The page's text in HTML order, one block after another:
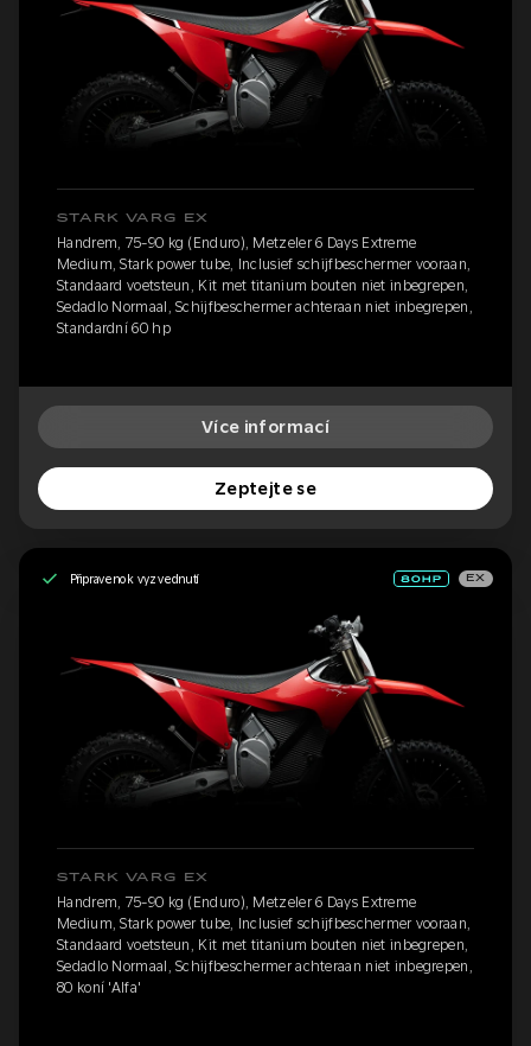
STARK VARG EX
Handrem, 75-90 kg (Enduro), Metzeler 6 Days Extreme
Medium, Stark power tube, Inclusief schijfbeschermer vooraan,
Standaard voetsteun, Kit met titanium bouten niet inbegrepen,
Sedadlo Normaal, Schijfbeschermer achteraan niet inbegrepen,
Standardní 60 hp
Více informací
Zeptejte se
Připraveno k vyzvednutí EX
STARK VARG EX
Handrem, 75-90 kg (Enduro), Metzeler 6 Days Extreme
Medium, Stark power tube, Inclusief schijfbeschermer vooraan,
Standaard voetsteun, Kit met titanium bouten niet inbegrepen,
Sedadlo Normaal, Schijfbeschermer achteraan niet inbegrepen,
80 koní 'Alfa'